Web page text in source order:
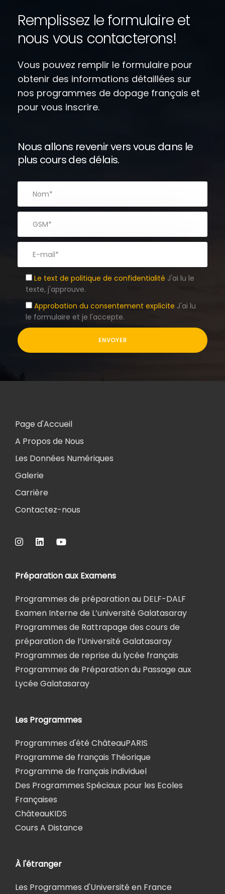
Remplissez le formulaire et
nous vous contacterons!
Vous pouvez remplir le formulaire pour
obtenir des informations détaillées sur
nos programmes de dopage français et
pour vous inscrire.
Nous allons revenir vers vous dans le
plus cours des délais.
Le text de politique de confidentialité J'ai lu le
texte, j'approuve.
Approbation du consentement explicite J'ai lu
le formulaire et je l'accepte.
Page d'Accueil
A Propos de Nous
Les Données Numériques
Galerie
Carrière
Contactez-nous
Préparation aux Examens
Programmes de préparation au DELF-DALF
Examen Interne de L’université Galatasaray
Programmes de Rattrapage des cours de
préparation de l’Université Galatasaray
Programmes de reprise du lycée français
Programmes de Préparation du Passage aux
Lycée Galatasaray
Les Programmes
Programmes d'été ChâteauPARIS
Programme de français Théorique
Programme de français individuel
Des Programmes Spéciaux pour les Ecoles
Françaises
ChâteauKIDS
Cours A Distance
À l'étranger
Les Programmes d'Université en France